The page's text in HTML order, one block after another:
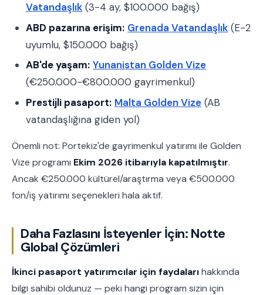
Vatandaşlık (3-4 ay, $100.000 bağış)
ABD pazarına erişim: Grenada Vatandaşlık (E-2
uyumlu, $150.000 bağış)
AB'de yaşam: Yunanistan Golden Vize
(€250.000-€800.000 gayrimenkul)
Prestijli pasaport: Malta Golden Vize (AB
vatandaşlığına giden yol)
Önemli not: Portekiz'de gayrimenkul yatırımı ile Golden
Vize programı Ekim 2026 itibarıyla kapatılmıştır.
Ancak €250.000 kültürel/araştırma veya €500.000
fon/iş yatırımı seçenekleri hala aktif.
Daha Fazlasını İsteyenler İçin: Notte
Global Çözümleri
İkinci pasaport yatırımcılar için faydalarıhakkında
bilgi sahibi oldunuz — peki hangi program sizin için